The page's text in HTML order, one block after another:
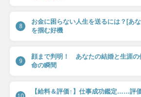
8
お金に困らない人生を送るには？[あ
を掴む好機
9
顔まで判明！ あなたの結婚と生涯
命の瞬間
【給料＆評価↑】仕事成功鑑定……評